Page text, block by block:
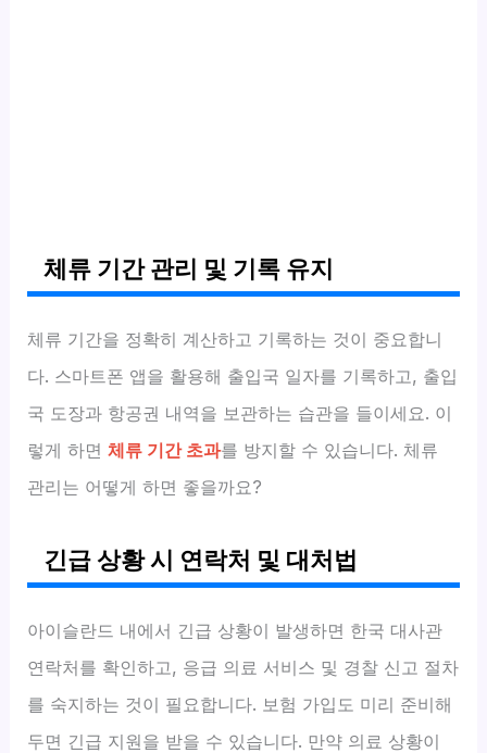
체류 기간 관리 및 기록 유지
체류 기간을 정확히 계산하고 기록하는 것이 중요합니
다. 스마트폰 앱을 활용해 출입국 일자를 기록하고, 출입
국 도장과 항공권 내역을 보관하는 습관을 들이세요. 이
렇게 하면체류 기간 초과를 방지할 수 있습니다. 체류
관리는 어떻게 하면 좋을까요?
긴급 상황 시 연락처 및 대처법
아이슬란드 내에서 긴급 상황이 발생하면 한국 대사관
연락처를 확인하고, 응급 의료 서비스 및 경찰 신고 절차
를 숙지하는 것이 필요합니다. 보험 가입도 미리 준비해
두면 긴급 지원을 받을 수 있습니다. 만약 의료 상황이